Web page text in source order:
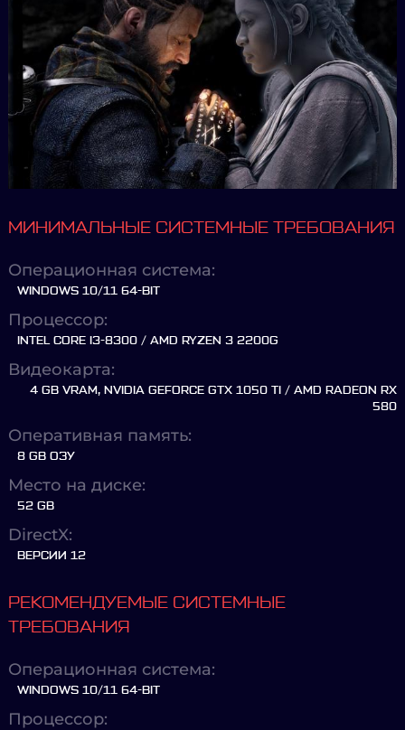
МИНИМАЛЬНЫЕ СИСТЕМНЫЕ ТРЕБОВАНИЯ
Операционная система:
WINDOWS 10/11 64-BIT
Процессор:
INTEL CORE I3-8300 / AMD RYZEN 3 2200G
Видеокарта:
4 GB VRAM, NVIDIA GEFORCE GTX 1050 TI / AMD RADEON RX
580
Оперативная память:
8 GB ОЗУ
Место на диске:
52 GB
DirectX:
ВЕРСИИ 12
РЕКОМЕНДУЕМЫЕ СИСТЕМНЫЕ
ТРЕБОВАНИЯ
Операционная система:
WINDOWS 10/11 64-BIT
Процессор: